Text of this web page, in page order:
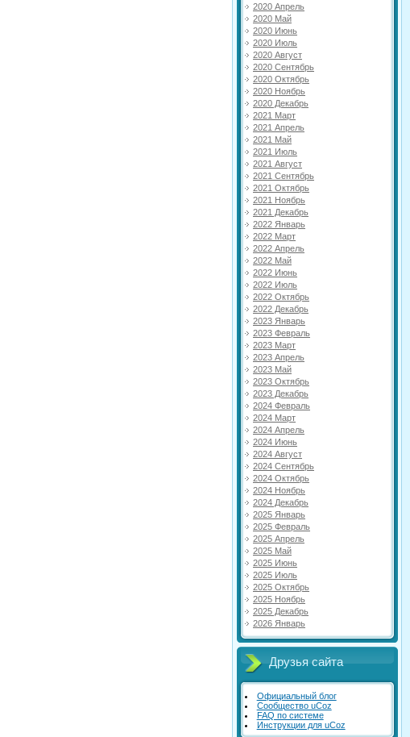
2020 Апрель
2020 Май
2020 Июнь
2020 Июль
2020 Август
2020 Сентябрь
2020 Октябрь
2020 Ноябрь
2020 Декабрь
2021 Март
2021 Апрель
2021 Май
2021 Июль
2021 Август
2021 Сентябрь
2021 Октябрь
2021 Ноябрь
2021 Декабрь
2022 Январь
2022 Март
2022 Апрель
2022 Май
2022 Июнь
2022 Июль
2022 Октябрь
2022 Декабрь
2023 Январь
2023 Февраль
2023 Март
2023 Апрель
2023 Май
2023 Октябрь
2023 Декабрь
2024 Февраль
2024 Март
2024 Апрель
2024 Июнь
2024 Август
2024 Сентябрь
2024 Октябрь
2024 Ноябрь
2024 Декабрь
2025 Январь
2025 Февраль
2025 Апрель
2025 Май
2025 Июнь
2025 Июль
2025 Октябрь
2025 Ноябрь
2025 Декабрь
2026 Январь
Друзья сайта
Официальный блог
Сообщество uCoz
FAQ по системе
Инструкции для uCoz